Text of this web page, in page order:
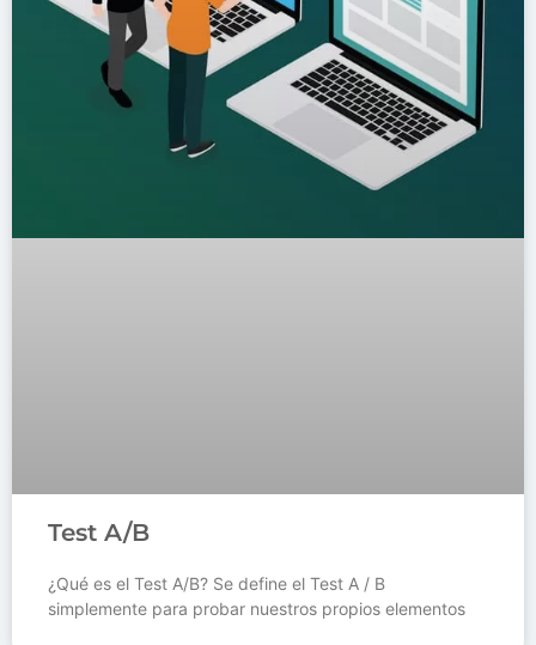
Test A/B
¿Qué es el Test A/B? Se define el Test A / B
simplemente para probar nuestros propios elementos